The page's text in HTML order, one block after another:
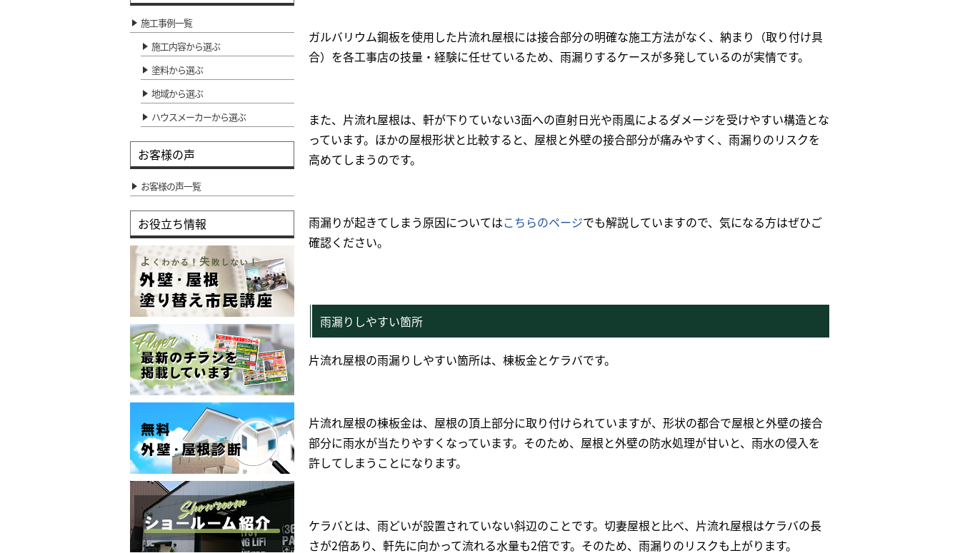
ガルバリウム鋼板を使用した片流れ屋根には接合部分の明確な施工方法がなく、納まり（取り付け具
合）を各工事店の技量・経験に任せているため、雨漏りするケースが多発しているのが実情です。
また、片流れ屋根は、軒が下りていない3面への直射日光や雨風によるダメージを受けやすい構造とな
っています。ほかの屋根形状と比較すると、屋根と外壁の接合部分が痛みやすく、雨漏りのリスクを
高めてしまうのです。
雨漏りが起きてしまう原因についてはこちらのページでも解説していますので、気になる方はぜひご
確認ください。
雨漏りしやすい箇所
片流れ屋根の雨漏りしやすい箇所は、棟板金とケラバです。
片流れ屋根の棟板金は、屋根の頂上部分に取り付けられていますが、形状の都合で屋根と外壁の接合
部分に雨水が当たりやすくなっています。そのため、屋根と外壁の防水処理が甘いと、雨水の侵入を
許してしまうことになります。
ケラバとは、雨どいが設置されていない斜辺のことです。切妻屋根と比べ、片流れ屋根はケラバの長
さが2倍あり、軒先に向かって流れる水量も2倍です。そのため、雨漏りのリスクも上がります。
施工事例一覧
施工内容から選ぶ
塗料から選ぶ
地域から選ぶ
ハウスメーカーから選ぶ
お客様の声
お客様の声一覧
お役立ち情報